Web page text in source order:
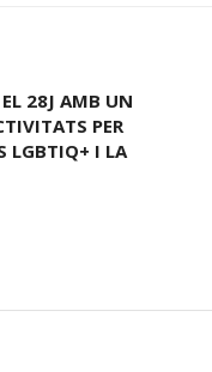
28J AMB UN
PER
LGBTIQ+ I LA